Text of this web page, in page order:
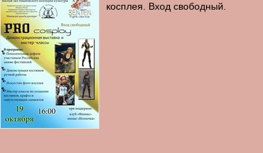
косплея. Вход свободный.